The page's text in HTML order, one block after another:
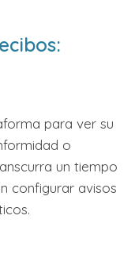
para ver su
o
un tiempo
configurar avisos